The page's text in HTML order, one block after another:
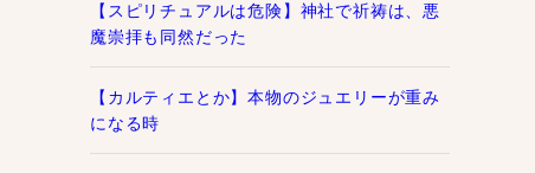
【スピリチュアルは危険】神社で祈祷は、悪
魔崇拝も同然だった
【カルティエとか】本物のジュエリーが重み
になる時